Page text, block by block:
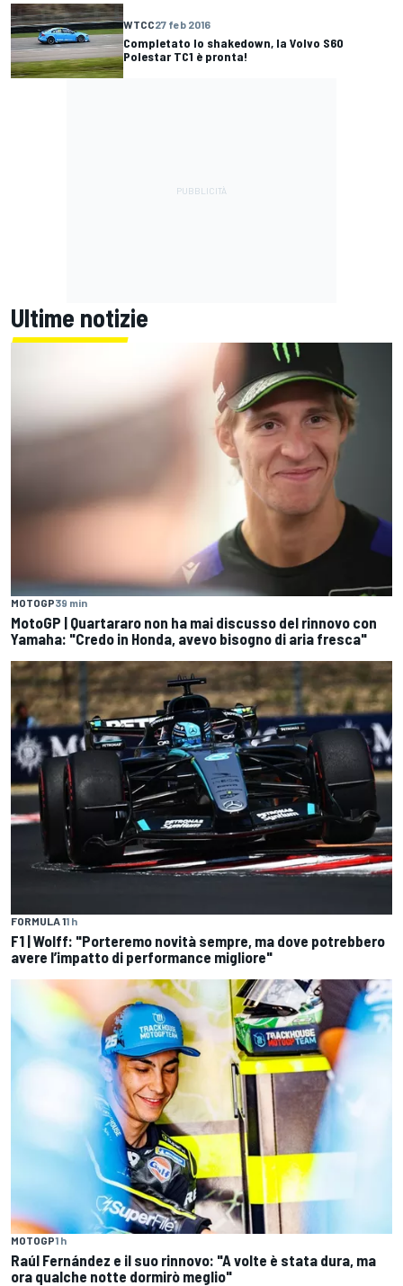
WTCC27 feb 2016
Completato lo shakedown, la Volvo S60
Polestar TC1 è pronta!
Ultime notizie
MOTOGP39 min
MotoGP | Quartararo non ha mai discusso del rinnovo con
Yamaha: "Credo in Honda, avevo bisogno di aria fresca"
FORMULA 11 h
F1 | Wolff: "Porteremo novità sempre, ma dove potrebbero
avere l’impatto di performance migliore"
MOTOGP1 h
Raúl Fernández e il suo rinnovo: "A volte è stata dura, ma
ora qualche notte dormirò meglio"